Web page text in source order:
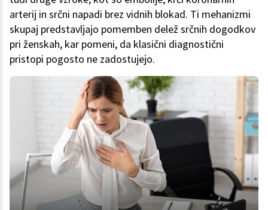
arterij in srčni napadi brez vidnih blokad. Ti mehanizmi
skupaj predstavljajo pomemben delež srčnih dogodkov
pri ženskah, kar pomeni, da klasični diagnostični
pristopi pogosto ne zadostujejo.